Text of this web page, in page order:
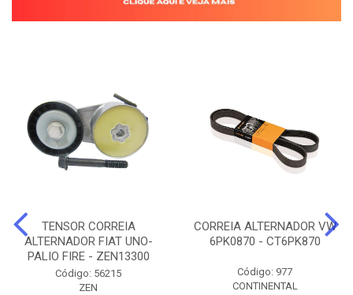
TENSOR CORREIA
ALTERNADOR FIAT UNO-
PALIO FIRE - ZEN13300
Código: 56215
ZEN
CORREIA ALTERNADOR VW
6PK0870 - CT6PK870
Código: 977
CONTINENTAL